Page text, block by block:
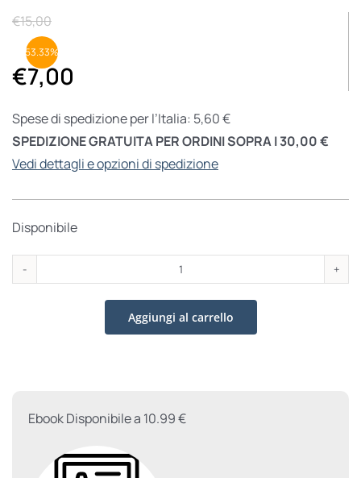
€15,00
€7,00
53.33%
Spese di spedizione per l’Italia: 5,60 €
SPEDIZIONE GRATUITA PER ORDINI SOPRA I 30,00 €
Vedi dettagli e opzioni di spedizione
Disponibile
Cinque
santi
tra
quantità
Aggiungi al carrello
Ebook Disponibile a 10.99 €